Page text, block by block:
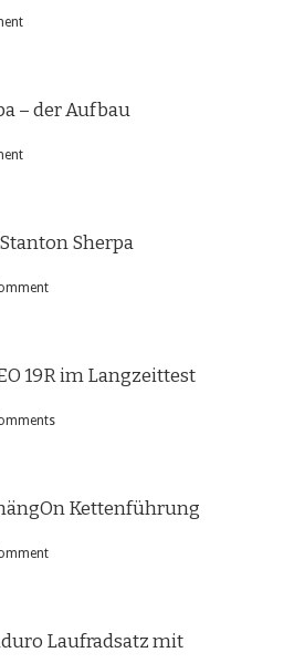
– der Aufbau
Sherpa
19R im Langzeittest
Kettenführung
Laufradsatz mit